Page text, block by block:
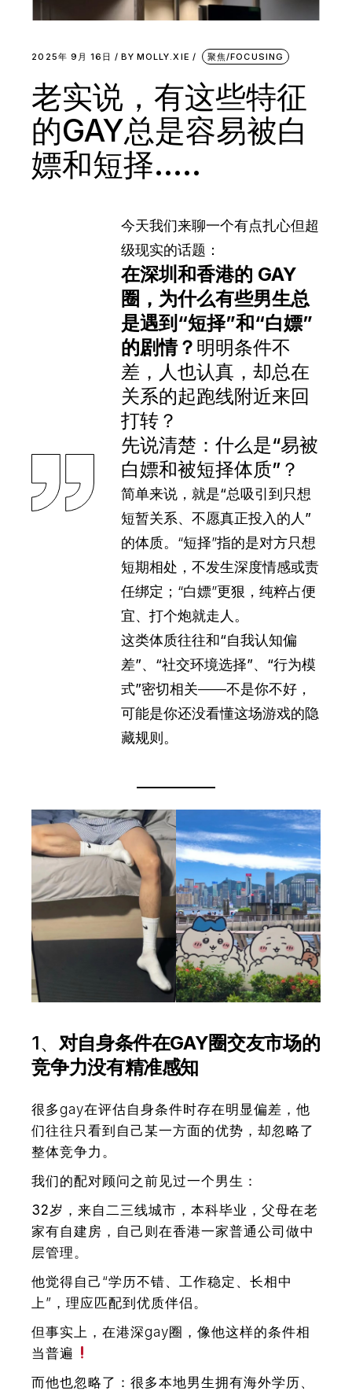
2025年 9月 16日 BY MOLLY.XIE 聚焦/FOCUSING
老实说，有这些特征
的GAY总是容易被白
嫖和短择…..
今天我们来聊一个有点扎心但超
级现实的话题：
在深圳和香港的 GAY
圈，为什么有些男生总
是遇到“短择”和“白嫖”
的剧情？ 明明条件不
差，人也认真，却总在
关系的起跑线附近来回
打转？
先说清楚：什么是“易被
白嫖和被短择体质”？
简单来说，就是“总吸引到只想
短暂关系、不愿真正投入的人”
的体质。 “短择”指的是对方只想
短期相处，不发生深度情感或责
任绑定；“白嫖”更狠，纯粹占便
宜、打个炮就走人。
这类体质往往和“自我认知偏
差”、“社交环境选择”、“行为模
式”密切相关——不是你不好，
可能是你还没看懂这场游戏的隐
藏规则。
1、 对自身条件在GAY圈交友市场的
竞争力没有精准感知
很多gay在评估自身条件时存在明显偏差，他
们往往只看到自己某一方面的优势，却忽略了
整体竞争力。
我们的配对顾问之前见过一个男生：
32岁，来自二三线城市，本科毕业，父母在老
家有自建房，自己则在香港一家普通公司做中
层管理。
他觉得自己“学历不错、工作稳定、长相中
上”，理应匹配到优质伴侣。
但事实上，在港深gay圈，像他这样的条件相
当普遍
而他也忽略了：很多本地男生拥有海外学历、